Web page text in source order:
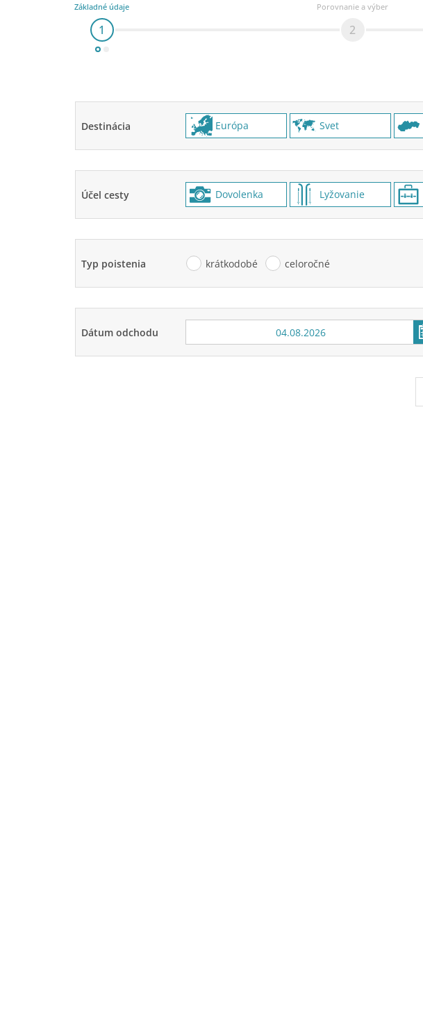
Základné údaje
1
Porovnanie a výber
2
Destinácia Európa Svet
Účel cesty Dovolenka Lyžovanie
Typ poistenia krátkodobé celoročné
Dátum odchodu